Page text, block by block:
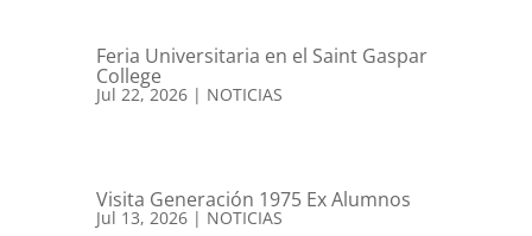
Feria Universitaria en el Saint Gaspar
College
Jul 22, 2026| NOTICIAS
Visita Generación 1975 Ex Alumnos
Jul 13, 2026| NOTICIAS